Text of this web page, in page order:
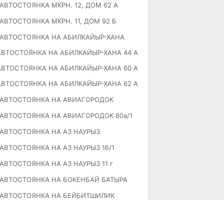
АВТОСТОЯНКА МКРН. 12, ДОМ 62 А
АВТОСТОЯНКА МКРН. 11, ДОМ 92 Б
АВТОСТОЯНКА НА АБИЛКАЙЫР-ХАНА
НА АБИЛКАЙЫР-ХАНА 44 А
НА АБИЛКАЙЫР-ХАНА 60 А
НА АБИЛКАЙЫР-ХАНА 62 А
АВТОСТОЯНКА НА АВИАГОРОДОК
АВТОСТОЯНКА НА АВИАГОРОДОК 80а/1
АВТОСТОЯНКА НА АЗ НАУРЫЗ
АВТОСТОЯНКА НА АЗ НАУРЫЗ 1б/1
АВТОСТОЯНКА НА АЗ НАУРЫЗ 11 г
АВТОСТОЯНКА НА БОКЕНБАЙ БАТЫРА
АВТОСТОЯНКА НА БЕЙБИТШИЛИК